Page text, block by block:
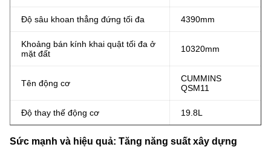
Độ sâu khoan thẳng đứng tối đa 4390mm
Khoảng bán kính khai quật tối đa ở
mặt đất
10320mm
Tên động cơ
CUMMINS
QSM11
Độ thay thế động cơ 19.8L
Sức mạnh và hiệu quả: Tăng năng suất xây dựng